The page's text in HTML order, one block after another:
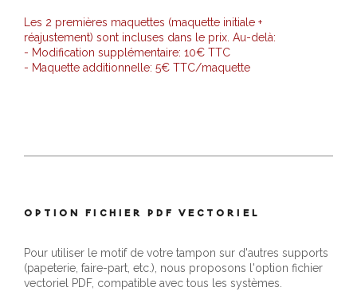
Les 2 premières maquettes (maquette initiale +
réajustement) sont incluses dans le prix. Au-delà:
- Modification supplémentaire: 10€ TTC
- Maquette additionnelle: 5€ TTC/maquette
OPTION FICHIER PDF VECTORIEL
Pour utiliser le motif de votre tampon sur d'autres supports
(papeterie, faire-part, etc.), nous proposons l'option fichier
vectoriel PDF, compatible avec tous les systèmes.